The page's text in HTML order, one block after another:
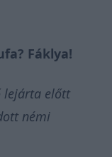
Fáklya!
lejárta előtt
némi